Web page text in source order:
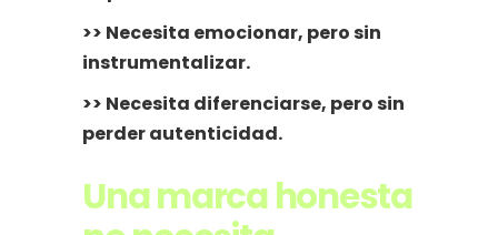
>> Necesita emocionar, pero sin
instrumentalizar.
>> Necesita diferenciarse, pero sin
perder autenticidad.
Una marca honesta